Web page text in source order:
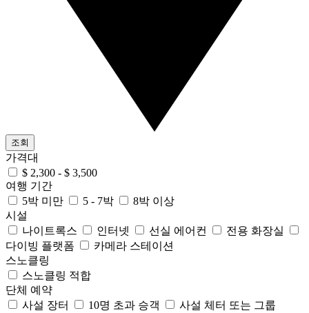
조회
가격대
$ 2,300 - $ 3,500
여행 기간
5박 미만
5 - 7박
8박 이상
시설
나이트록스
인터넷 선실 에어컨
전용 화장실
다이빙 플랫폼
카메라 스테이션
스노클링
스노클링 적합
단체 예약
사설 장터
10명 초과 승객
사설 체터 또는 그룹